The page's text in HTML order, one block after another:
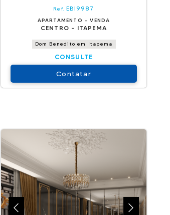
Ref. EBI9987
APARTAMENTO - VENDA
CENTRO - ITAPEMA
Dom Benedito em Itapema
CONSULTE
Contatar